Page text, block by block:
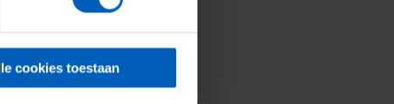
cookies toestaan